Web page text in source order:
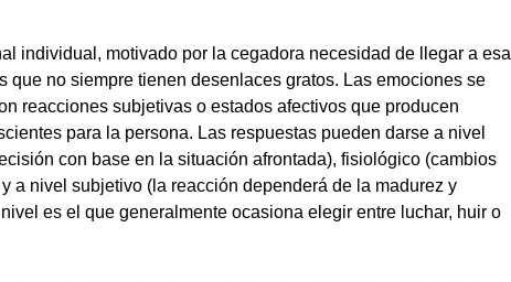
individual, motivado por la cegadora necesidad de llegar a esa
que no siempre tienen desenlaces gratos. Las emociones se
reacciones subjetivas o estados afectivos que producen
para la persona. Las respuestas pueden darse a nivel
con base en la situación afrontada), fisiológico (cambios
a nivel subjetivo (la reacción dependerá de la madurez y
es el que generalmente ocasiona elegir entre luchar, huir o